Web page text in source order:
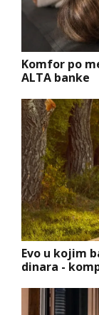
Komfor po
ALTA banke
Evo u kojim
dinara -